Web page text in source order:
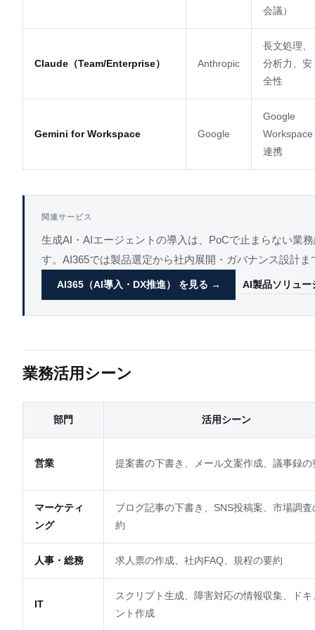
会議）
Claude（Team/Enterprise） Anthropic
長文処理、
分析力、安
全性
Gemini for Workspace Google
Google
Workspace
連携
関連サービス
生成AI・AIエージェントの導入は、PoCで止まらない業
す。AI365では製品選定から社内展開・ガバナンス設計
AI365（AI導入・DX推進） を見る → AI製品ソリュー
業務活用シーン
部門 活用シーン
営業 提案書の下書き、メール文案作成、議事録の
マーケティ
ング
ブログ記事の下書き、SNS投稿案、市場調査
約
人事・総務 求人票の作成、社内FAQ、規程の要約
IT
スクリプト生成、障害対応の情報収集、ドキ
ント作成